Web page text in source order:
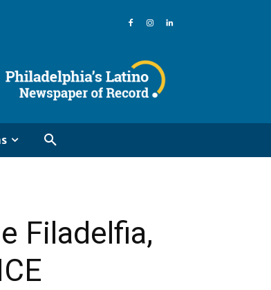
Filadelfia,